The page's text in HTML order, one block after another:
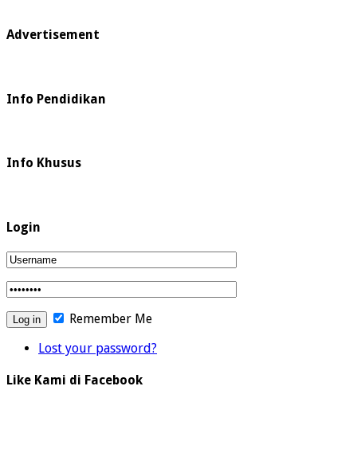
Advertisement
Info Pendidikan
Info Khusus
Login
Remember Me
Lost your password?
Like Kami di Facebook